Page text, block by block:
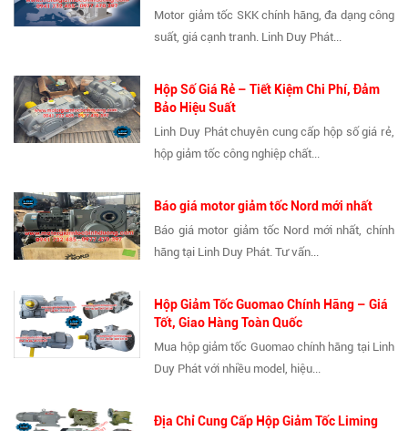
Motor giảm tốc SKK chính hãng, đa dạng công
suất, giá cạnh tranh. Linh Duy Phát...
Hộp Số Giá Rẻ – Tiết Kiệm Chi Phí, Đảm
Bảo Hiệu Suất
Linh Duy Phát chuyên cung cấp hộp số giá rẻ,
hộp giảm tốc công nghiệp chất...
Báo giá motor giảm tốc Nord mới nhất
Báo giá motor giảm tốc Nord mới nhất, chính
hãng tại Linh Duy Phát. Tư vấn...
Hộp Giảm Tốc Guomao Chính Hãng – Giá
Tốt, Giao Hàng Toàn Quốc
Mua hộp giảm tốc Guomao chính hãng tại Linh
Duy Phát với nhiều model, hiệu...
Địa Chỉ Cung Cấp Hộp Giảm Tốc Liming